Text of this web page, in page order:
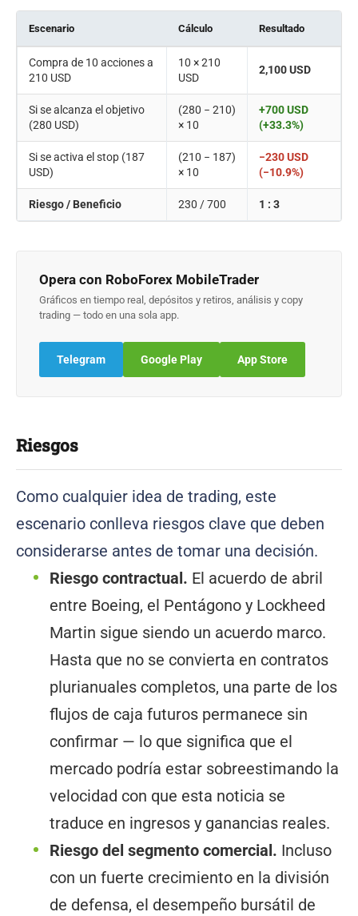
Escenario Cálculo Resultado
Compra de 10 acciones a
210 USD
10 × 210
USD
2,100 USD
Si se alcanza el objetivo
(280 USD)
(280 − 210)
× 10
+700 USD
(+33.3%)
Si se activa el stop (187
USD)
(210 − 187)
× 10
−230 USD
(−10.9%)
Riesgo / Beneficio 230 / 700 1 : 3
Opera con RoboForex MobileTrader
Gráficos en tiempo real, depósitos y retiros, análisis y copy
trading — todo en una sola app.
Telegram Google Play App Store
Riesgos
Como cualquier idea de trading, este
escenario conlleva riesgos clave que deben
considerarse antes de tomar una decisión.
Riesgo contractual. El acuerdo de abril
entre Boeing, el Pentágono y Lockheed
Martin sigue siendo un acuerdo marco.
Hasta que no se convierta en contratos
plurianuales completos, una parte de los
flujos de caja futuros permanece sin
confirmar — lo que significa que el
mercado podría estar sobreestimando la
velocidad con que esta noticia se
traduce en ingresos y ganancias reales.
Riesgo del segmento comercial. Incluso
con un fuerte crecimiento en la división
de defensa, el desempeño bursátil de